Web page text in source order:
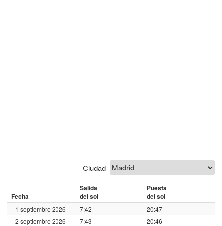
Ciudad
Fecha
Salida
del sol
Puesta
del sol
1 septiembre 2026 7:42
20:47
2 septiembre 2026
7:43 20:46